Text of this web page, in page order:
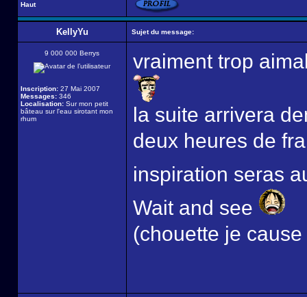
Haut
KellyYu Sujet du message:
9 000 000 Berrys
Inscription: 27 Mai 2007
Messages: 346
Localisation: Sur mon petit
bâteau sur l'eau sirotant mon
rhum
vraiment trop
la suite arrivera
deux heures de
inspiration seras
Wait and see
(chouette je